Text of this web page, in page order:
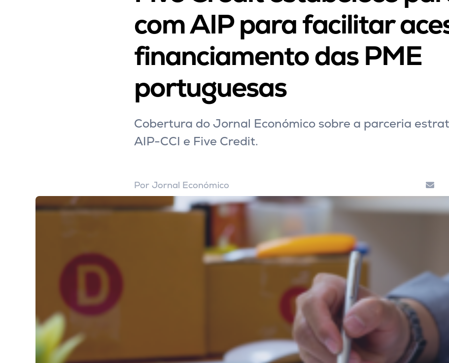
com AIP para facilitar
financiamento das PME
portuguesas
Cobertura do Jornal Económico sobre a parceria
AIP-CCI e Five Credit.
Por Jornal Económico